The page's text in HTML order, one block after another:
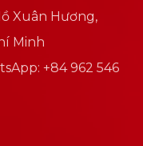
Xuân Hương,
Minh
+84 962 546